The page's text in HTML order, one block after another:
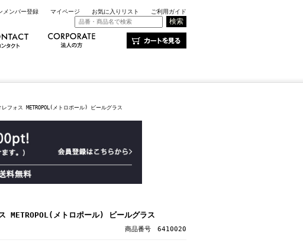
メンバー登録 マイページ お気に入りリスト ご利用ガイド
フォス METROPOL(メトロポール) ビールグラス
METROPOL(メトロポール) ビールグラス
商品番号 6410020